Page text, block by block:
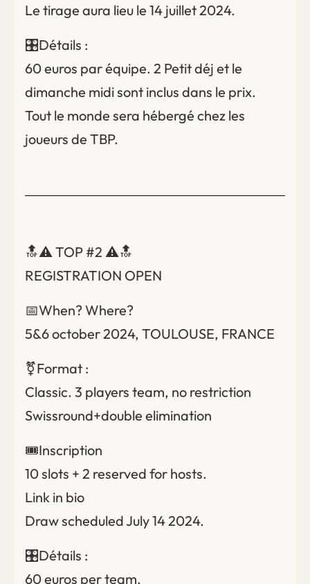
Le tirage aura lieu le 14 juillet 2024.
🎛️Détails :
60 euros par équipe. 2 Petit déj et le
dimanche midi sont inclus dans le prix.
Tout le monde sera hébergé chez les
joueurs de TBP.
🔝⚠️ TOP #2 ⚠️🔝
REGISTRATION OPEN
📅When? Where?
5&6 october 2024, TOULOUSE, FRANCE
⚧️Format :
Classic. 3 players team, no restriction
Swissround+double elimination
🎟️Inscription
10 slots + 2 reserved for hosts.
Link in bio
Draw scheduled July 14 2024.
🎛️Détails :
60 euros per team.